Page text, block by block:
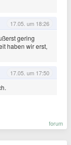
17.05. um 18:26
gering
haben wir erst,
17.05. um 17:50
forum